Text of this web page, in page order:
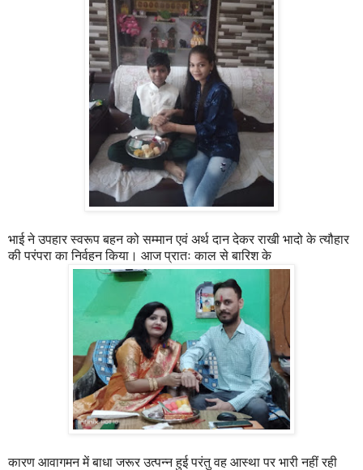
भाई ने उपहार स्वरूप बहन को सम्मान एवं अर्थ दान देकर राखी भादो के त्यौहार
की परंपरा का निर्वहन किया। आज प्रातः काल से बारिश के
कारण आवागमन में बाधा जरूर उत्पन्न हुई परंतु वह आस्था पर भारी नहीं रही